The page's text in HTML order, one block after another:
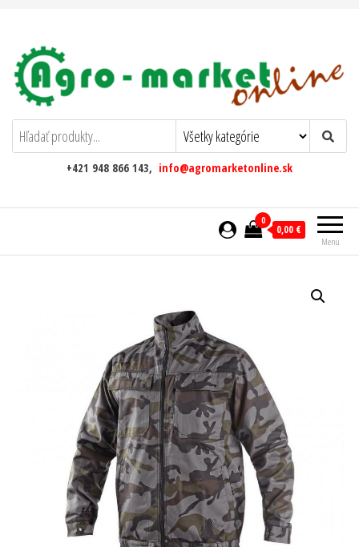
AgromarketOnline
+421 948 866 143, info@agromarketonline.sk
Menu
0
0,00 €